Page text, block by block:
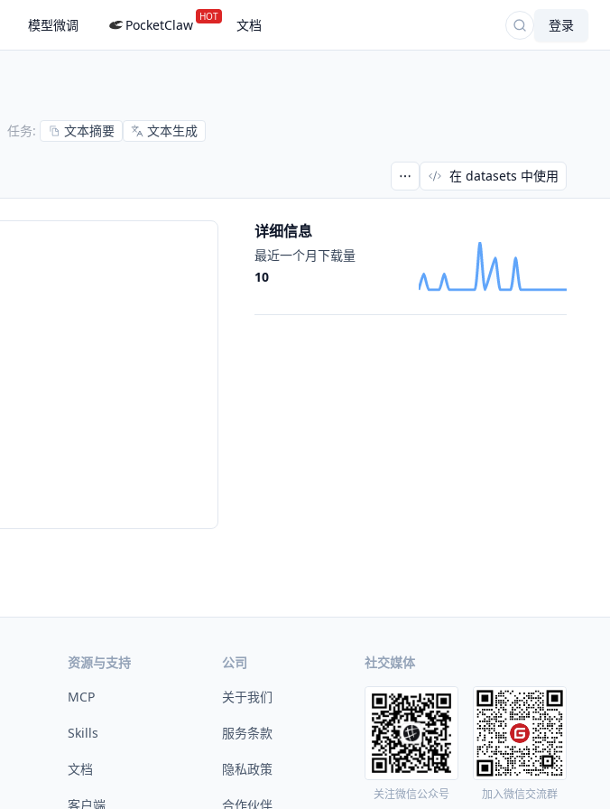
模型微调 PocketClaw HOT 文档 登录
任务: 文本摘要 文本生成
在 datasets 中使用
详细信息
最近一个月下载量
10
资源与支持
MCP
Skills
文档
客户端
公司
关于我们
服务条款
隐私政策
合作伙伴
社交媒体
关注微信公众号 加入微信交流群